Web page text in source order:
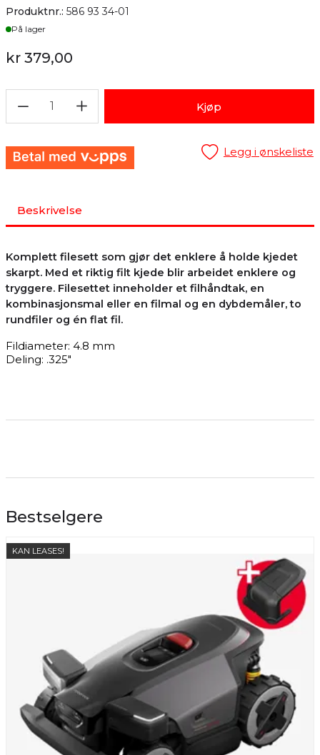
Produktnr.: 586 93 34-01
Lager
På lager
kr 379,00
1 Kjøp
Legg i ønskeliste
Beskrivelse
Komplett filesett som gjør det enklere å holde kjedet
skarpt. Med et riktig filt kjede blir arbeidet enklere og
tryggere. Filesettet inneholder et filhåndtak, en
kombinasjonsmal eller en filmal og en dybdemåler, to
rundfiler og én flat fil.
Fildiameter: 4.8 mm
Deling: .325"
Bestselgere
KAN LEASES!